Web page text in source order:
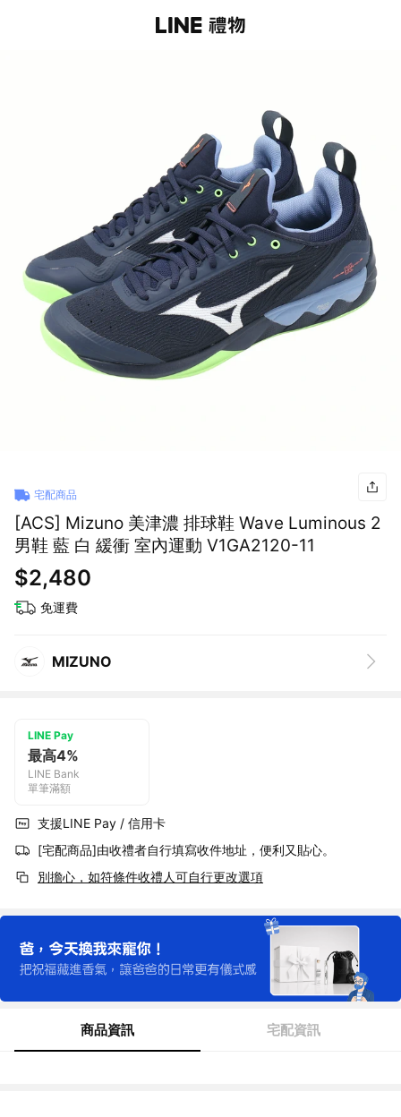
宅配商品
[ACS] Mizuno 美津濃 排球鞋 Wave Luminous 2
男鞋 藍 白 緩衝 室內運動 V1GA2120-11
$2,480
免運費
MIZUNO
LINE Pay
最高4%
LINE Bank
單筆滿額
支援LINE Pay / 信用卡
[宅配商品]由收禮者自行填寫收件地址，便利又貼心。
別擔心，如符條件收禮人可自行更改選項
商品資訊 宅配資訊